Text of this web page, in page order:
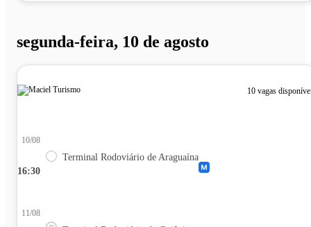
segunda-feira, 10 de agosto
10 vagas
16:30
10/08
Terminal Rodoviário de Araguaína
11/08